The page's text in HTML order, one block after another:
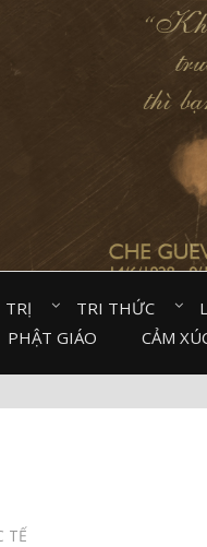
TRI THỨC⠀
PHẬT GIÁO⠀
CẢM